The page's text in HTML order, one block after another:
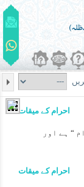
احرام کے میقات
“ ہے اور
احرام کے میقات